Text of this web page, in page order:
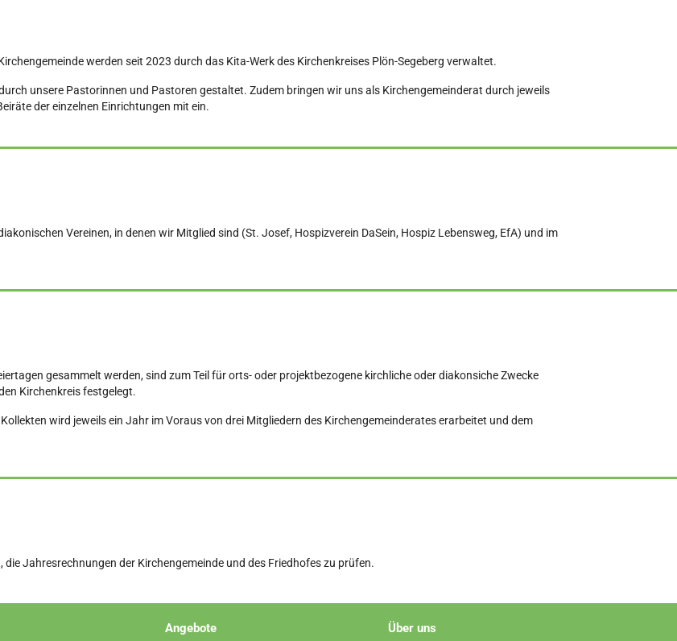
werden seit 2023 durch das Kita-Werk des Kirchenkreises Plön-Segeberg verwaltet.
unsere Pastorinnen und Pastoren gestaltet. Zudem bringen wir uns als Kirchengemeinderat durch jeweils
der einzelnen Einrichtungen mit ein.
Vereinen, in denen wir Mitglied sind (St. Josef, Hospizverein DaSein, Hospiz Lebensweg, EfA) und im
gesammelt werden, sind zum Teil für orts- oder projektbezogene kirchliche oder diakonsiche Zwecke
Kirchenkreis festgelegt.
wird jeweils ein Jahr im Voraus von drei Mitgliedern des Kirchengemeinderates erarbeitet und dem
Jahresrechnungen der Kirchengemeinde und des Friedhofes zu prüfen.
Angebote Über uns